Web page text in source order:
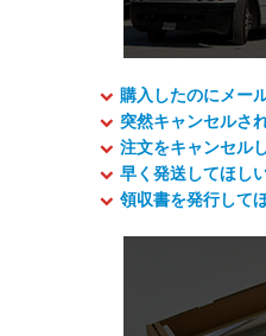
購入したのにメー
突然キャンセルさ
注文をキャンセル
早く発送してほし
領収書を発行して